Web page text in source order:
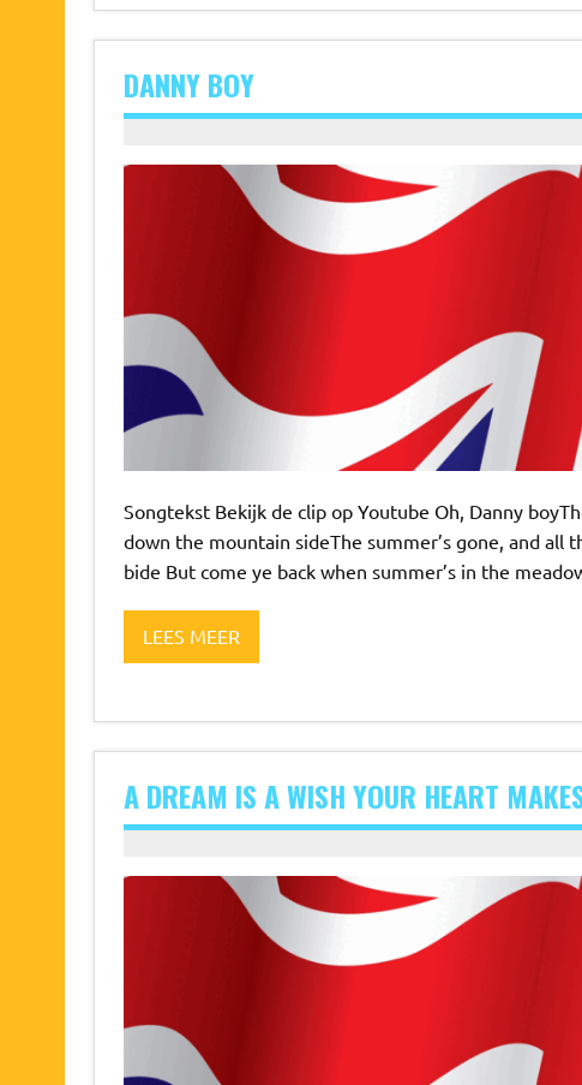
DANNY BOY
Songtekst Bekijk de clip op Youtube Oh, Danny
down the mountain sideThe summer’s gone, and all
bide But come ye back when summer’s in the
LEES MEER
A DREAM IS A WISH YOUR HEART